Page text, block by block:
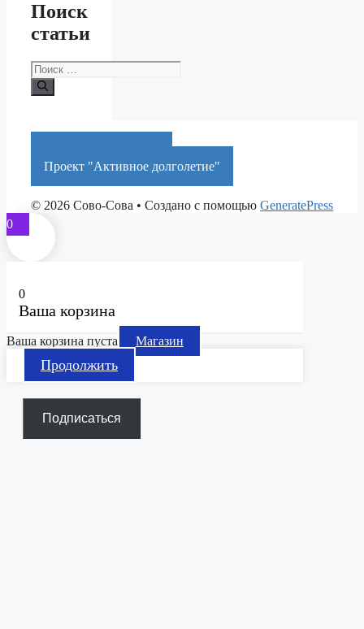
Поиск
статьи
Поиск:
Проект "Активное долголетие"
© 2026 Сово-Сова • Создано с помощью GeneratePress
0
0
Ваша корзина
Ваша корзина пуста Магазин
Продолжить
Подписаться